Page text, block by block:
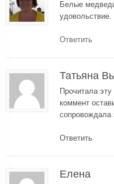
Белые
Ответить
Татьяна
Прочитала
коммент
сопровождала
Ответить
Елена